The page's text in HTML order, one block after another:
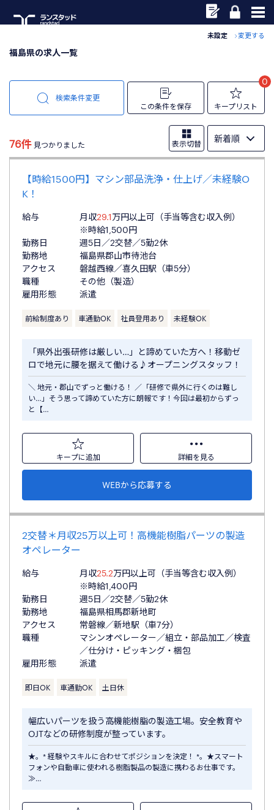
未設定 変更する
福島県の求人一覧
検索条件変更
この条件を保存
キープリスト
0
76件 見つかりました 表示切替
【時給1500円】マシン部品洗浄・仕上げ／未経験O
K！
給与 月収29.1万円以上可（手当等含む収入例）
※時給1,500円
勤務日
週5日／2交替／5勤2休
勤務地
福島県郡山市待池台
アクセス
磐越西線／喜久田駅（車5分）
職種
その他（製造）
雇用形態
派遣
前給制度あり 車通勤OK 社員登用あり 未経験OK
「県外出張研修は厳しい…」と諦めていた方へ！移動ゼ
ロで地元に腰を据えて働ける♪オープニングスタッフ！
＼ 地元・郡山でずっと働ける！ ／「研修で県外に行くのは難し
い…」そう思って諦めていた方に朗報です！今回は最初からずっ
と【…
キープに追加 詳細を見る
WEBから応募する
2交替＊月収25万以上可！高機能樹脂パーツの製造
オペレーター
給与 月収25.2万円以上可（手当等含む収入例）
※時給1,400円
勤務日
週5日／2交替／5勤2休
勤務地
福島県相馬郡新地町
アクセス
常磐線／新地駅（車7分）
職種
マシンオペレーター／組立・部品加工／検査
／仕分け・ピッキング・梱包
雇用形態
派遣
即日OK 車通勤OK 土日休
幅広いパーツを扱う高機能樹脂の製造工場。安全教育や
OJTなどの研修制度が整っています。
★。* 経験やスキルに合わせてポジションを決定！ *。★スマート
フォンや自動車に使われる樹脂製品の製造に携わるお仕事です。
≫…